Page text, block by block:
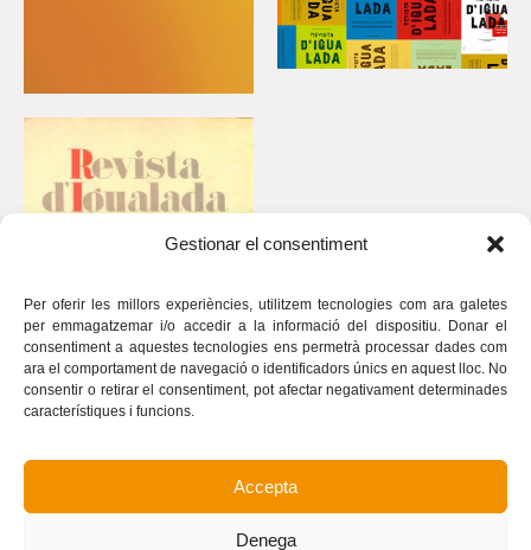
Gestionar el consentiment
Per oferir les millors experiències, utilitzem tecnologies com ara galetes
per emmagatzemar i/o accedir a la informació del dispositiu. Donar el
consentiment a aquestes tecnologies ens permetrà processar dades com
ara el comportament de navegació o identificadors únics en aquest lloc. No
consentir o retirar el consentiment, pot afectar negativament determinades
característiques i funcions.
Accepta
Denega